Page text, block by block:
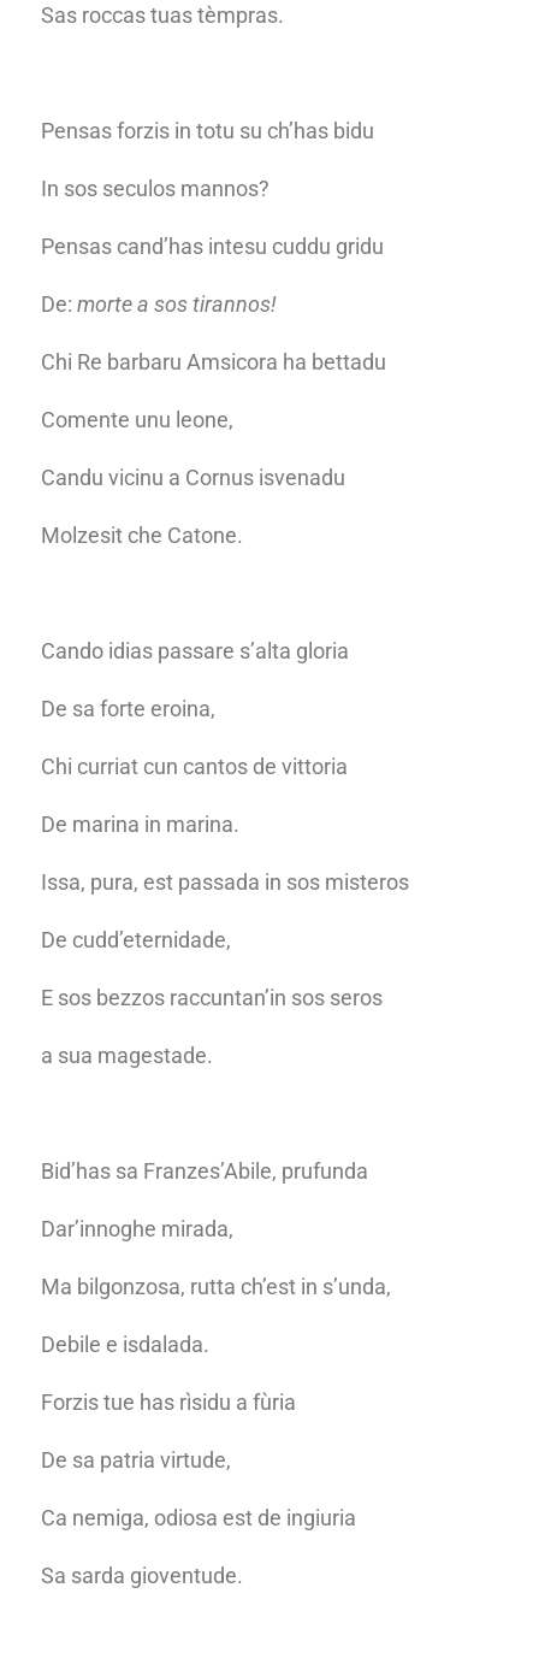
Sas roccas tuas tèmpras.
Pensas forzis in totu su ch’has bidu
In sos seculos mannos?
Pensas cand’has intesu cuddu gridu
De: morte a sos tirannos!
Chi Re barbaru Amsicora ha bettadu
Comente unu leone,
Candu vicinu a Cornus isvenadu
Molzesit che Catone.
Cando idias passare s’alta gloria
De sa forte eroina,
Chi curriat cun cantos de vittoria
De marina in marina.
Issa, pura, est passada in sos misteros
De cudd’eternidade,
E sos bezzos raccuntan’in sos seros
a sua magestade.
Bid’has sa Franzes’Abile, prufunda
Dar’innoghe mirada,
Ma bilgonzosa, rutta ch’est in s’unda,
Debile e isdalada.
Forzis tue has rìsidu a fùria
De sa patria virtude,
Ca nemiga, odiosa est de ingiuria
Sa sarda gioventude.